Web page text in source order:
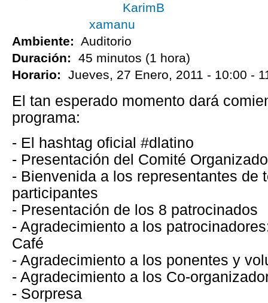
KarimB
xamanu
Ambiente: Auditorio
Duración:
45 minutos (1 hora)
Horario:
Jueves, 27 Enero, 2011 - 10:00 -
El tan esperado momento dará
programa:
- El hashtag oficial #dlatino
- Presentación del Comité
- Bienvenida a los representantes de
participantes
- Presentación de los 8 patrocinados
- Agradecimiento a los
Café
- Agradecimiento a los ponentes y
- Agradecimiento a los Co-
- Sorpresa